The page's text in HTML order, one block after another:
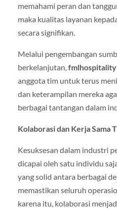
memahami peran dan
maka kualitas layanan
secara signifikan.
Melalui pengembangan
berkelanjutan, fmlhospitality
anggota tim untuk terus
dan keterampilan mereka
berbagai tantangan dalam
Kolaborasi dan Kerja Sama
Kesuksesan dalam industri
dicapai oleh satu individu
yang solid antara berbagai
memastikan seluruh
karena itu, kolaborasi